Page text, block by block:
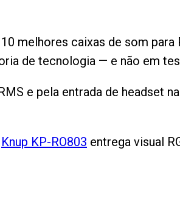
melhores caixas de som
de tecnologia — e não em
e pela entrada de headset
Knup KP-RO803 entrega visual